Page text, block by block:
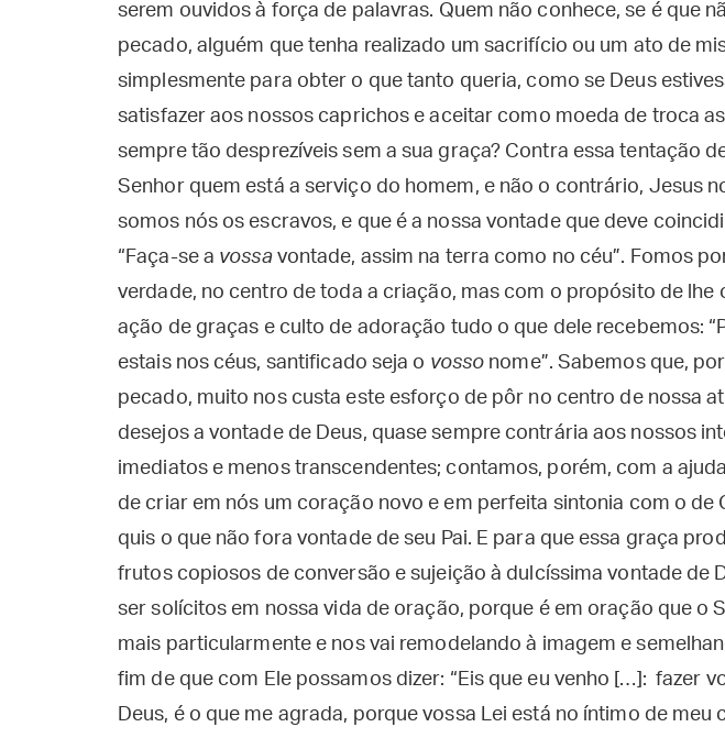
serem ouvidos à força de palavras. Quem não conhece, se é que
pecado, alguém que tenha realizado um sacrifício ou um ato de
simplesmente para obter o que tanto queria, como se Deus
satisfazer aos nossos caprichos e aceitar como moeda de troca
sempre tão desprezíveis sem a sua graça? Contra essa tentação
Senhor quem está a serviço do homem, e não o contrário, Jesus
somos nós os escravos, e que é a nossa vontade que deve
“Faça-se a vossavontade, assim na terra como no céu”. Fomos
verdade, no centro de toda a criação, mas com o propósito de lhe
ação de graças e culto de adoração tudo o que dele recebemos:
estais nos céus, santificado seja o vosso nome”. Sabemos que,
pecado, muito nos custa este esforço de pôr no centro de nossa
desejos a vontade de Deus, quase sempre contrária aos nossos
imediatos e menos transcendentes; contamos, porém, com a
de criar em nós um coração novo e em perfeita sintonia com o de
quis o que não fora vontade de seu Pai. E para que essa graça
frutos copiosos de conversão e sujeição à dulcíssima vontade de
ser solícitos em nossa vida de oração, porque é em oração que o
mais particularmente e nos vai remodelando à imagem e
fim de que com Ele possamos dizer: “Eis que eu venho […]: fazer
Deus, é o que me agrada, porque vossa Lei está no íntimo de meu